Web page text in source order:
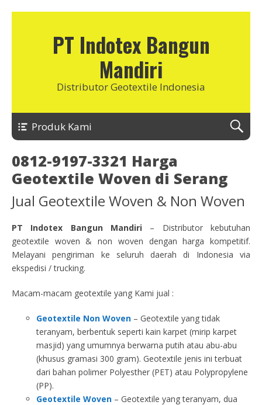
PT Indotex Bangun
Mandiri
Distributor Geotextile Indonesia
Produk Kami
0812-9197-3321 Harga
Geotextile Woven di Serang
Jual Geotextile Woven & Non Woven
PT Indotex Bangun Mandiri – Distributor kebutuhan
geotextile woven & non woven dengan harga kompetitif.
Melayani pengiriman ke seluruh daerah di Indonesia via
ekspedisi / trucking.
Macam-macam geotextile yang Kami jual :
Geotextile Non Woven – Geotextile yang tidak
teranyam, berbentuk seperti kain karpet (mirip karpet
masjid) yang umumnya berwarna putih atau abu-abu
(khusus gramasi 300 gram). Geotextile jenis ini terbuat
dari bahan polimer Polyesther (PET) atau Polypropylene
(PP).
Geotextile Woven – Geotextile yang teranyam, dua